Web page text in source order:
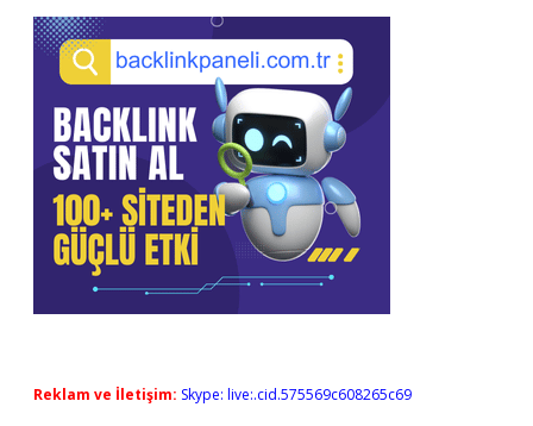
Reklam ve İletişim: Skype: live:.cid.575569c608265c69